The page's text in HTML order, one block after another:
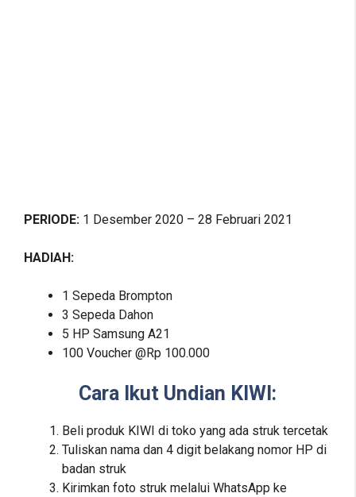
PERIODE: 1 Desember 2020 – 28 Februari 2021
HADIAH:
1 Sepeda Brompton
3 Sepeda Dahon
5 HP Samsung A21
100 Voucher @Rp 100.000
Cara Ikut Undian KIWI:
Beli produk KIWI di toko yang ada struk tercetak
Tuliskan nama dan 4 digit belakang nomor HP di
badan struk
Kirimkan foto struk melalui WhatsApp ke